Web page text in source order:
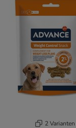
2 Varianten